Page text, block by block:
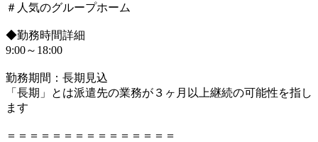
＃人気のグループホーム
◆勤務時間詳細
9:00～18:00
勤務期間：長期見込
「長期」とは派遣先の業務が３ヶ月以上継続の可能性を指し
ます
＝＝＝＝＝＝＝＝＝＝＝＝＝＝＝